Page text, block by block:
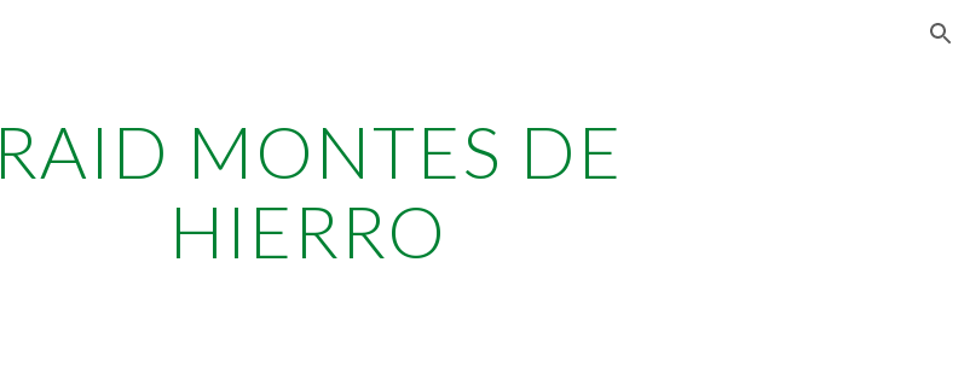
RAID MONTES DE
HIERRO